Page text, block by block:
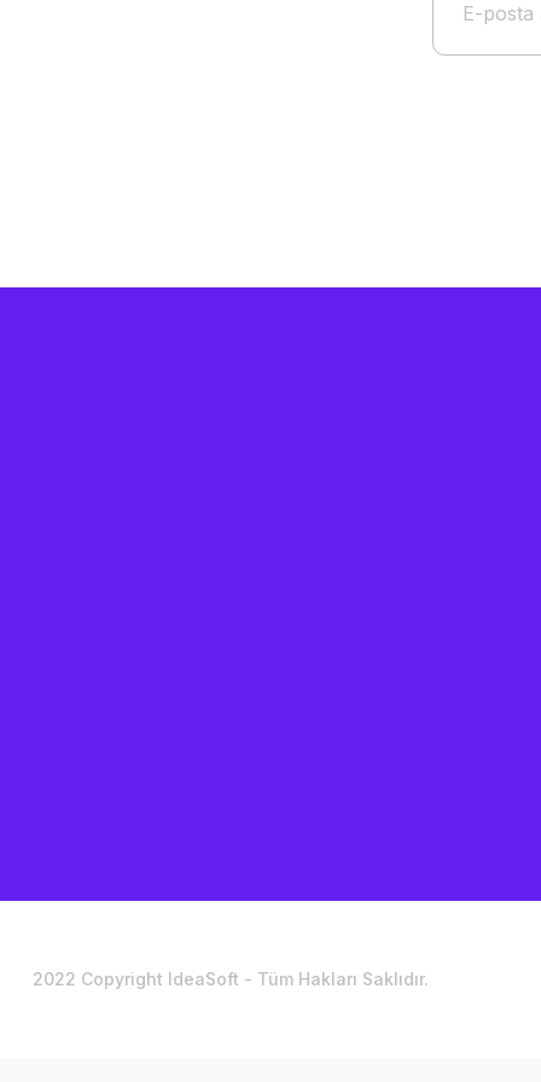
2022 Copyright IdeaSoft - Tüm Hakları Saklıdır.